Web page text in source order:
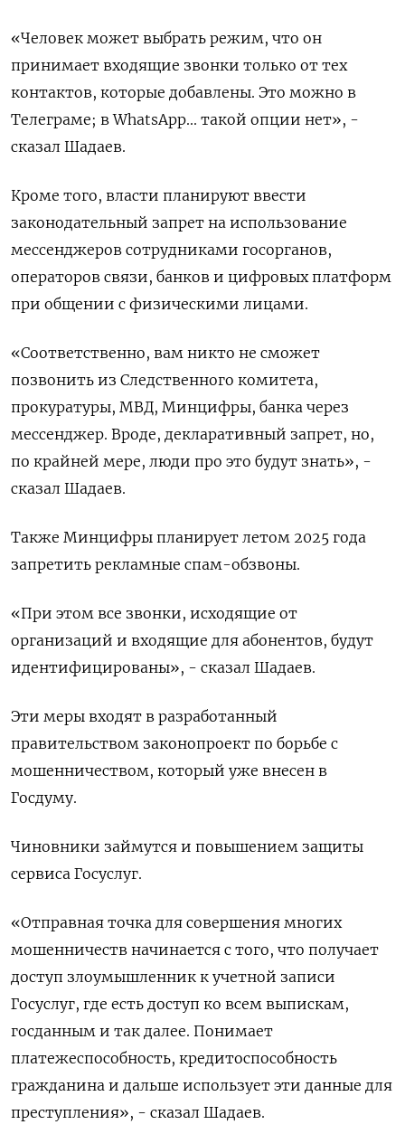
«Человек может выбрать режим, что он
принимает входящие звонки только от тех
контактов, которые добавлены. Это можно в
Телеграме; в WhatsApp... такой опции нет», -
сказал Шадаев.
Кроме того, власти планируют ввести
законодательный запрет на использование
мессенджеров сотрудниками госорганов,
операторов связи, банков и цифровых платформ
при общении с физическими лицами.
«Соответственно, вам никто не сможет
позвонить из Следственного комитета,
прокуратуры, МВД, Минцифры, банка через
мессенджер. Вроде, декларативный запрет, но,
по крайней мере, люди про это будут знать», -
сказал Шадаев.
Также Минцифры планирует летом 2025 года
запретить рекламные спам-обзвоны.
«При этом все звонки, исходящие от
организаций и входящие для абонентов, будут
идентифицированы», - сказал Шадаев.
Эти меры входят в разработанный
правительством законопроект по борьбе с
мошенничеством, который уже внесен в
Госдуму.
Чиновники займутся и повышением защиты
сервиса Госуслуг.
«Отправная точка для совершения многих
мошенничеств начинается с того, что получает
доступ злоумышленник к учетной записи
Госуслуг, где есть доступ ко всем выпискам,
госданным и так далее. Понимает
платежеспособность, кредитоспособность
гражданина и дальше использует эти данные для
преступления», - сказал Шадаев.